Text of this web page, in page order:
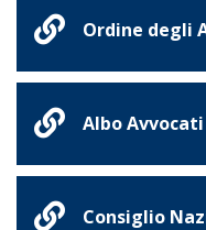
Ordine degli
Albo Avvocati
Consiglio